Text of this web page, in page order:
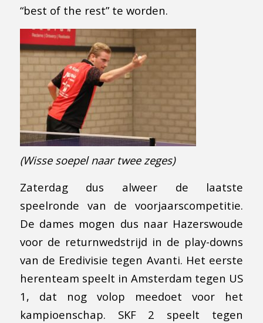
“best of the rest” te worden.
(Wisse soepel naar twee zeges)
Zaterdag dus alweer de laatste
speelronde van de voorjaarscompetitie.
De dames mogen dus naar Hazerswoude
voor de returnwedstrijd in de play-downs
van de Eredivisie tegen Avanti. Het eerste
herenteam speelt in Amsterdam tegen US
1, dat nog volop meedoet voor het
kampioenschap. SKF 2 speelt tegen